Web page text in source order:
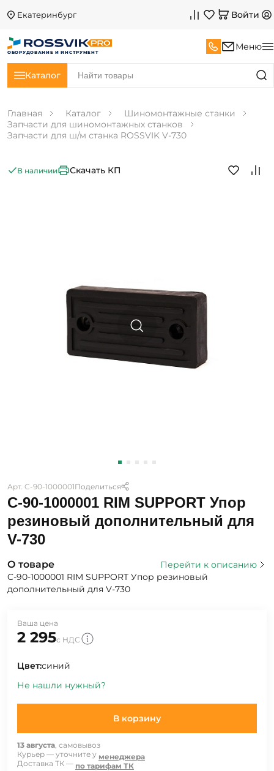
Екатеринбург Войти
ОБОРУДОВАНИЕ И ИНСТРУМЕНТ
Меню
Каталог
Главная Каталог
Шиномонтажные станки
Запчасти для шиномонтажных станков
Запчасти для ш/м станка ROSSVIK V-730
Арт. C-90-1000001Поделиться
C-90-1000001 RIM SUPPORT Упор
резиновый дополнительный для
V-730
В наличии Скачать КП
О товаре
Перейти к описанию
C-90-1000001 RIM SUPPORT Упор резиновый
дополнительный для V-730
Ваша цена
2 295с НДС
Цвет:синий
Не нашли нужный?
В корзину
13 августа, самовывоз
Курьер — уточните у менеджера
Доставка ТК — по тарифам ТК